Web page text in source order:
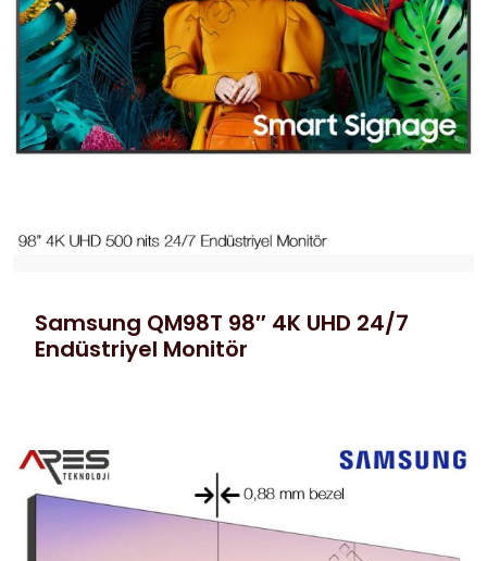
Samsung QM98T 98″ 4K UHD 24/7
Endüstriyel Monitör